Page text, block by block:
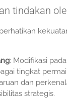
tindakan
: Modifikasi
tingkat
dan
strategis.